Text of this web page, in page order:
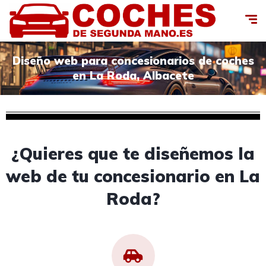
Diseño web para concesionarios de coches
en La Roda, Albacete
¿Quieres que te diseñemos la
web de tu concesionario en La
Roda?